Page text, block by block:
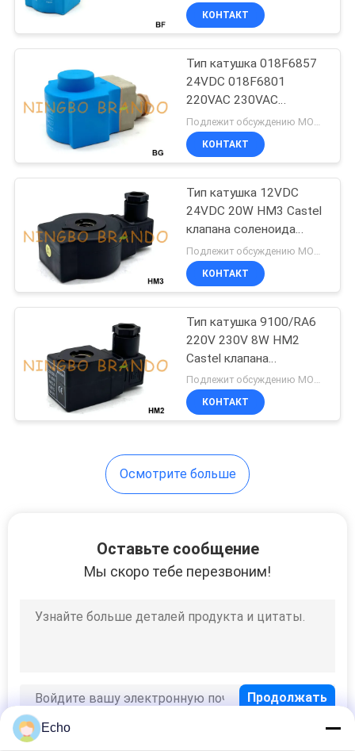
Пневматические
цилиндры воздуха
233
Самосмазчик
регулятора
фильтра
109
катушка клапана
Разъем катушки
КОНТАКТ
Тип катушка 018F6857
24VDC 018F6801
220VAC 230VAC
Danfoss клапана
соленоида
КОНТАКТ
Тип катушка 12VDC
24VDC 20W HM3 Castel
клапана соленоида
рефрижерации
КОНТАКТ
Тип катушка 9100/RA6
220V 230V 8W HM2
Castel клапана
соленоида
рефрижерации
Подлежит обсуждению MOQ:1 ПК
КОНТАКТ
Осмотрите больше
Оставьте сообщение
Мы скоро тебе перезвоним!
Echo